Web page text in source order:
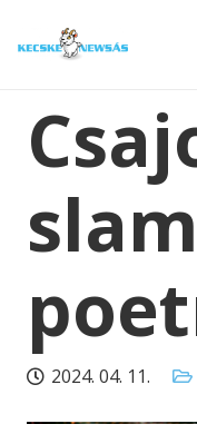
slam
2024. 04. 11.